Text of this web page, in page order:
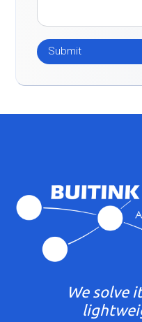
We solve